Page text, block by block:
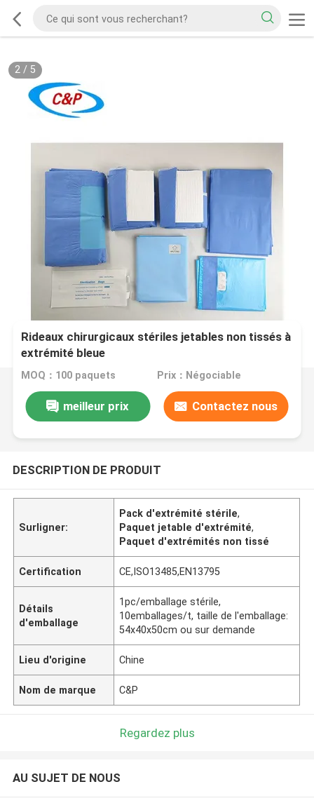
2/ 5
Rideaux chirurgicaux stériles jetables non tissés à
extrémité bleue
MOQ：100 paquets Prix：Négociable
meilleur prix Contactez nous
DESCRIPTION DE PRODUIT
Surligner:
Pack d'extrémité stérile,
Paquet jetable d'extrémité,
Paquet d'extrémités non tissé
Certification CE,ISO13485,EN13795
Détails
d'emballage
1pc/emballage stérile,
10emballages/t, taille de l'emballage:
54x40x50cm ou sur demande
Lieu d'origine Chine
Nom de marque C&P
Regardez plus
AU SUJET DE NOUS